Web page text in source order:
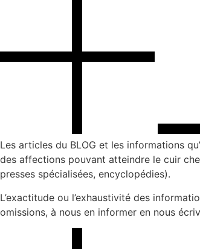
Les articles du BLOG et les informations
des affections pouvant atteindre le cuir
presses spécialisées, encyclopédies).
L’exactitude ou l’exhaustivité des
omissions, à nous en informer en nous